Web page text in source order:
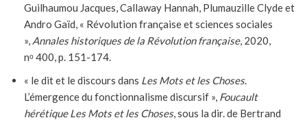
Guilhaumou Jacques, Callaway Hannah, Plumauzille Clyde et
Andro Gaïd, « Révolution française et sciences sociales
», Annales historiques de la Révolution française, 2020,
nᵒ 400, p. 151-174.
« le dit et le discours dans Les Mots et les Choses.
L’émergence du fonctionnalisme discursif », Foucault
hérétique Les Mots et les Choses, sous la dir. de Bertrand